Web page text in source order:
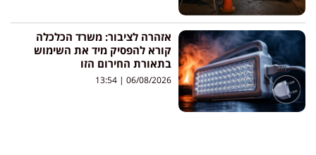
אזהרה לציבור: משרד הכלכלה
קורא להפסיק מיד את השימוש
בתאורת החירום הזו
06/08/2026